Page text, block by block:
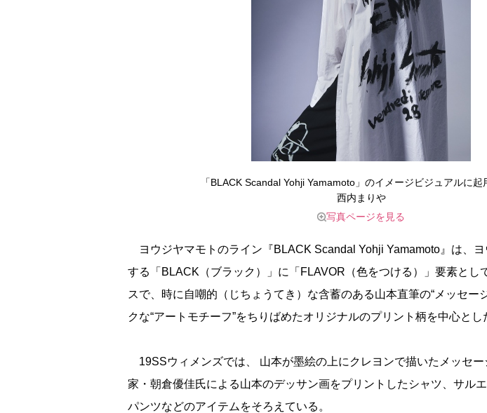
「BLACK Scandal Yohji Yamamoto」のイメージビジュアルに起
西内まり
写真ページを見る
ヨウジヤマモトのライン『BLACK Scandal Yohji Yamamoto』は、
する「BLACK（ブラック）」に「FLAVOR（色をつける）」要素とし
スで、時に自嘲的（じちょうてき）な含蓄のある山本直筆の“メッセー
クな“アートモチーフ”をちりばめたオリジナルのプリント柄を中心とし
19SSウィメンズでは、 山本が墨絵の上にクレヨンで描いたメッセー
家・朝倉優佳氏による山本のデッサン画をプリントしたシャツ、サル
パンツなどのアイテムをそろえている。